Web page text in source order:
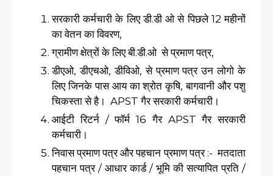
सरकारी कर्मचारी के लिए डी.डी ओ से पिछले 12 महीनों
का वेतन का विवरण,
ग्रामीण क्षेत्रों के लिए बी.डी.ओ से प्रमाण पत्र,
डीएओ, डीएचओ, डीविओ, से प्रमाण पत्र उन लोगो के
लिए जिनके पास आय का श्रोत कृषि, बागवानी और पशु
चिकस्ता से है। APST गैर सरकारी कर्मचारी।
आईटी रिटर्न / फॉर्म 16 गैर APST गैर सरकारी
कर्मचारी।
निवास प्रमाण पत्र और पहचान प्रमाण पत्र :- मतदाता
पहचान पत्र / आधार कार्ड / भूमि की सत्यापित प्रति /